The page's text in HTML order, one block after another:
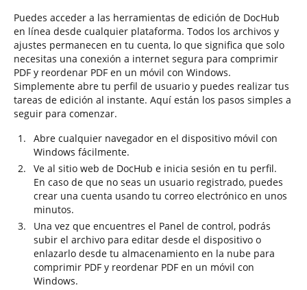
Puedes acceder a las herramientas de edición de DocHub
en línea desde cualquier plataforma. Todos los archivos y
ajustes permanecen en tu cuenta, lo que significa que solo
necesitas una conexión a internet segura para comprimir
PDF y reordenar PDF en un móvil con Windows.
Simplemente abre tu perfil de usuario y puedes realizar tus
tareas de edición al instante. Aquí están los pasos simples a
seguir para comenzar.
Abre cualquier navegador en el dispositivo móvil con
Windows fácilmente.
Ve al sitio web de DocHub e inicia sesión en tu perfil.
En caso de que no seas un usuario registrado, puedes
crear una cuenta usando tu correo electrónico en unos
minutos.
Una vez que encuentres el Panel de control, podrás
subir el archivo para editar desde el dispositivo o
enlazarlo desde tu almacenamiento en la nube para
comprimir PDF y reordenar PDF en un móvil con
Windows.